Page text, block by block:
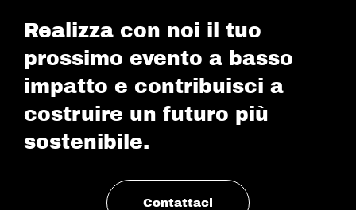
Realizza con noi il tuo
prossimo evento a basso
impatto e contribuisci a
costruire un futuro più
sostenibile.
Contattaci